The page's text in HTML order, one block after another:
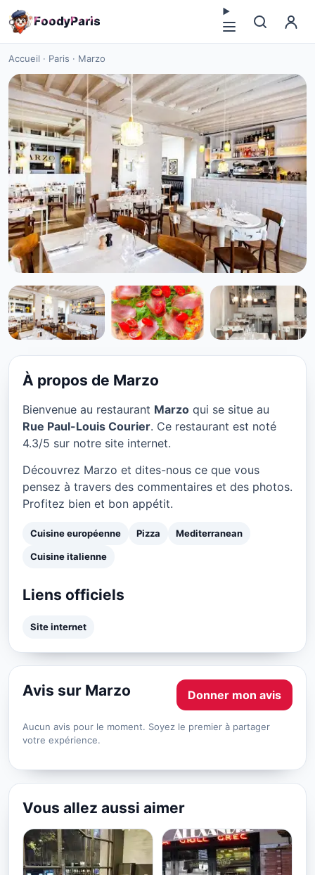
FoodyParis
Accueil · Paris · Marzo
CUISINE EUROPÉENNE
Marzo à Paris
★ 4.3/5
À propos de Marzo
Bienvenue au restaurant Marzo qui se situe au
Rue Paul-Louis Courier. Ce restaurant est noté
4.3/5 sur notre site internet.
Découvrez Marzo et dites-nous ce que vous
pensez à travers des commentaires et des photos.
Profitez bien et bon appétit.
Cuisine européenne Pizza Mediterranean
Cuisine italienne
Liens officiels
Site internet
Avis sur Marzo Donner mon avis
Aucun avis pour le moment. Soyez le premier à partager
votre expérience.
Vous allez aussi aimer